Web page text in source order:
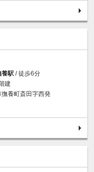
養駅 / 徒歩6分
建
養町斎田字西発